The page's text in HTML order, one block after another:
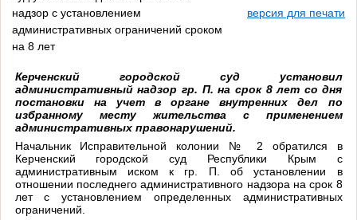
надзор с установлением
административных ограничений сроком
на 8 лет
версия для печати
Керченский городской суд установил
административный надзор гр. П. на срок 8 лет со дня
постановки на учет в органе внутренних дел по
избранному месту жительства с применением
административных правонарушений.
Начальник Исправительной колонии № 2 обратился в
Керченский городской суд Республики Крым с
административным иском к гр. П. об установлении в
отношении последнего административного надзора на срок 8
лет с установлением определенных административных
ограничений.